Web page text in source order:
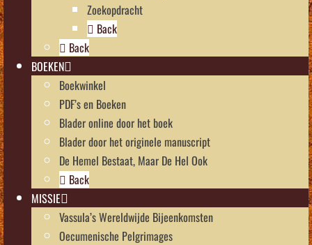
Zoekopdracht
Back
Back
BOEKEN
Boekwinkel
PDF’s en Boeken
Blader online door het boek
Blader door het originele manuscript
De Hemel Bestaat, Maar De Hel Ook
Back
MISSIE
Vassula’s Wereldwijde Bijeenkomsten
Oecumenische Pelgrimages